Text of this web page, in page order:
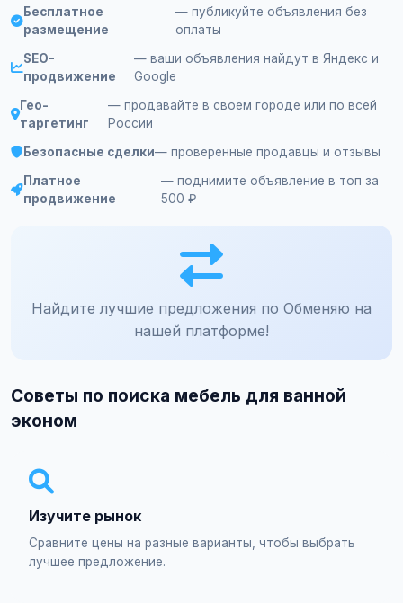
Бесплатное
размещение
— публикуйте объявления без
оплаты
SEO-
продвижение
— ваши объявления найдут в Яндекс и
Google
Гео-
таргетинг
— продавайте в своем городе или по всей
России
Безопасные сделки— проверенные продавцы и отзывы
Платное
продвижение
— поднимите объявление в топ за
500 ₽
Найдите лучшие предложения по Обменяю на
нашей платформе!
Советы по поиска мебель для ванной
эконом
Изучите рынок
Сравните цены на разные варианты, чтобы выбрать
лучшее предложение.